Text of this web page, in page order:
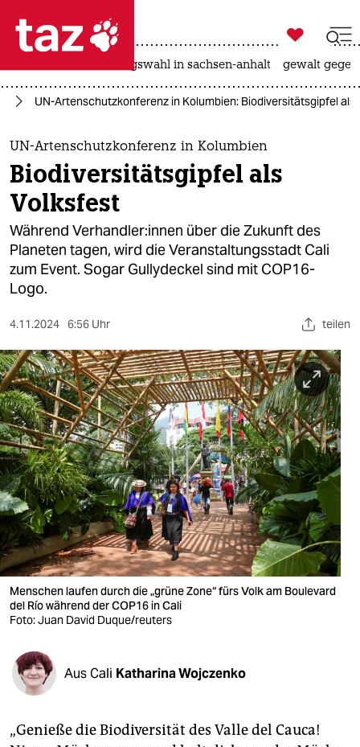
 taz zahl ich
taz zahl ich
themen
politik
öko
gesellschaft
kultur
sport
berlin
nord
wahrheit
verlag
verlag
veranstaltungen
shop
fragen & hilfe
unterstützen
abo
genossenschaft
epaper login

taz zahl ich
landtagswahl in sachsen-anhalt gewalt
UN-Artenschutzkonferenz in Kolumbien: Biodiversitätsgipfel als
UN-Artenschutzkonferenz in Kolumbien
Biodiversitätsgipfel als
Volksfest
Während Ver­hand­le­r:in­nen über die Zukunft des
Planeten tagen, wird die Veranstaltungsstadt Cali
zum Event. Sogar Gullydeckel sind mit COP16-
Logo.
4.11.2024 6:56 Uhr teilen
Menschen laufen durch die „grüne Zone“ fürs Volk am Boulevard
del Río während der COP16 in Cali
Foto: Juan David Duque/reuters
Aus Cali Katharina Wojczenko
„Genieße die Biodiversität des Valle del Cauca!